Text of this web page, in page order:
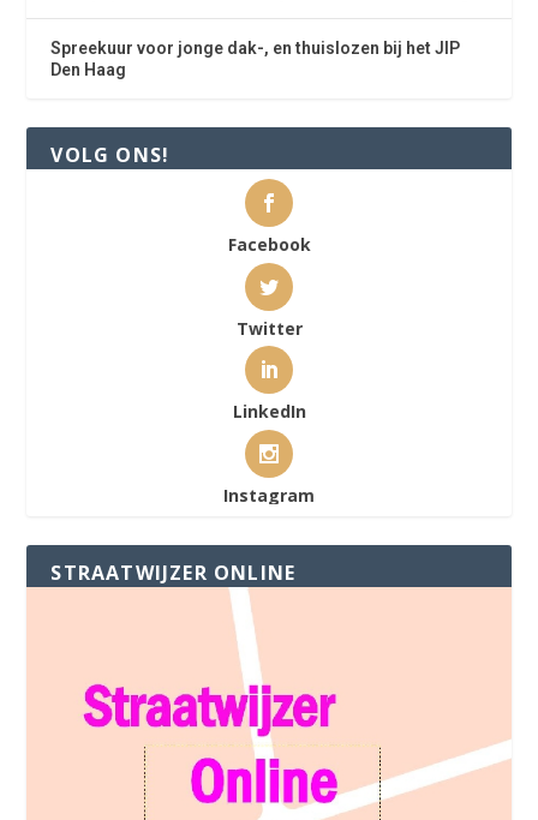
Spreekuur voor jonge dak-, en thuislozen bij het JIP
Den Haag
VOLG ONS!
Facebook
Twitter
LinkedIn
Instagram
STRAATWIJZER ONLINE